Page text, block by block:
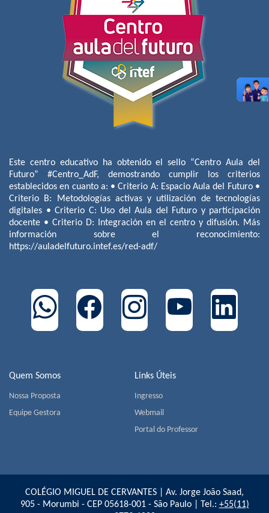
Quem Somos
Nossa Proposta
Equipe Gestora
Links Úteis
Ingresso
Webmail
Portal do Professor
Este centro educativo ha obtenido el sello “Centro Aula del
Futuro” #Centro_AdF, demostrando cumplir los criterios
establecidos en cuanto a: • Criterio A: Espacio Aula del Futuro •
Criterio B: Metodologías activas y utilización de tecnologías
digitales • Criterio C: Uso del Aula del Futuro y participación
docente • Criterio D: Integración en el centro y difusión. Más
información sobre el reconocimiento:
https://auladelfuturo.intef.es/red-adf/
COLÉGIO MIGUEL DE CERVANTES | Av. Jorge João Saad,
905 - Morumbi - CEP 05618-001 - São Paulo | Tel.: +55(11)